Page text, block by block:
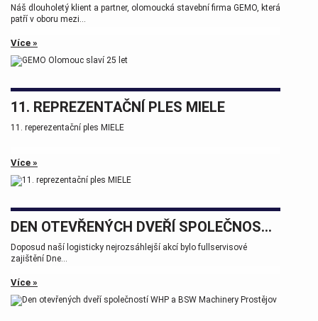
Náš dlouholetý klient a partner, olomoucká stavební firma GEMO, která
patří v oboru mezi...
Více »
11. REPREZENTAČNÍ PLES MIELE
11. reperezentační ples MIELE
Více »
DEN OTEVŘENÝCH DVEŘÍ SPOLEČNOSTÍ WHP A BSW MACHINERY PROSTĚJOV
Doposud naší logisticky nejrozsáhlejší akcí bylo fullservisové
zajištění Dne...
Více »